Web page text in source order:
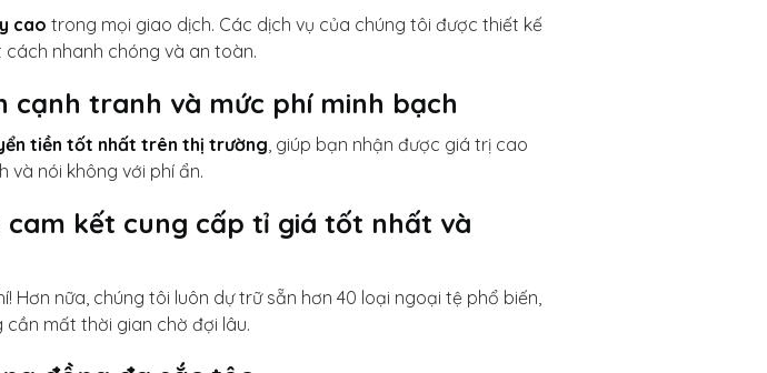
cao trong mọi giao dịch. Các dịch vụ của chúng tôi được thiết kế
nhanh chóng và an toàn.
cạnh tranh và mức phí minh bạch
tiền tốt nhất trên thị trường , giúp bạn nhận được giá trị cao
và nói không với phí ẩn.
kết cung cấp tỉ giá tốt nhất và
nữa, chúng tôi luôn dự trữ sẵn hơn 40 loại ngoại tệ phổ biến,
mất thời gian chờ đợi lâu.